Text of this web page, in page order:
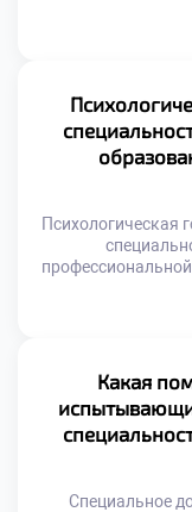
согласно новым
документы в
Психологическая
мертвым
важнее
готовности
не
Какая
Специальное